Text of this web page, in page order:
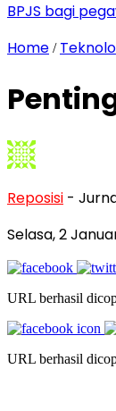
BPJS bagi
Home /
Reposisi -
Selasa, 2
URL berhasil
URL berhasil